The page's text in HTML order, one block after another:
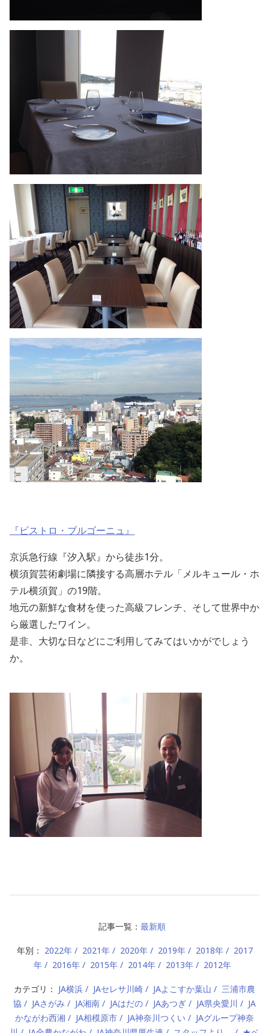
『ビストロ・ブルゴーニュ』
京浜急行線『汐入駅』から徒歩1分。
横須賀芸術劇場に隣接する高層ホテル「メルキュール・ホ
テル横須賀」の19階。
地元の新鮮な食材を使った高級フレンチ、そして世界中か
ら厳選したワイン。
是非、大切な日などにご利用してみてはいかがでしょう
か。
記事一覧： 最新順
年別： 2022年 2021年 2020年 2019年 2018年
2017
年
2016年 2015年 2014年 2013年 2012年
カテゴリ： JA横浜 JAセレサ川崎 JAよこすか葉山
三浦市農
協
JAさがみ JA湘南 JAはだの JAあつぎ JA県央愛川
JA
かながわ西湘
JA相模原市 JA神奈川つくい
JAグループ神奈